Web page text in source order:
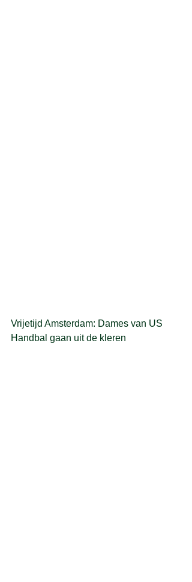
Vrijetijd Amsterdam: Dames van US
Handbal gaan uit de kleren